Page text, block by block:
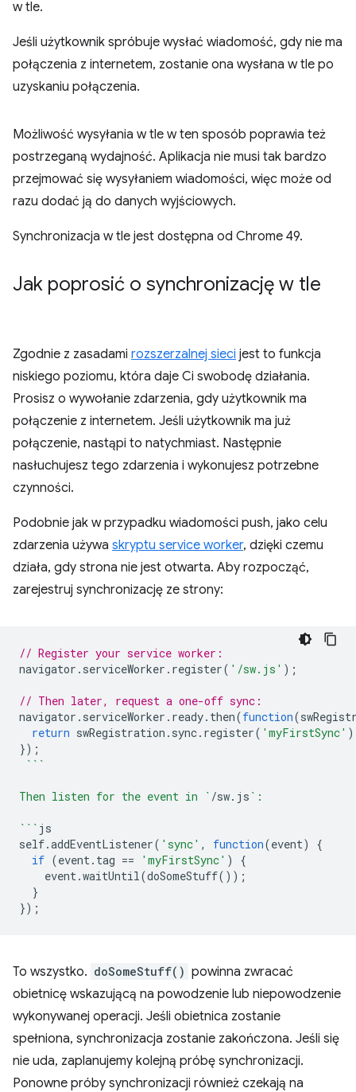
w tle.
Jeśli użytkownik spróbuje wysłać wiadomość, gdy nie ma
połączenia z internetem, zostanie ona wysłana w tle po
uzyskaniu połączenia.
Możliwość wysyłania w tle w ten sposób poprawia też
postrzeganą wydajność. Aplikacja nie musi tak bardzo
przejmować się wysyłaniem wiadomości, więc może od
razu dodać ją do danych wyjściowych.
Synchronizacja w tle jest dostępna od Chrome 49.
Jak poprosić o synchronizację w tle
Zgodnie z zasadami rozszerzalnej sieci jest to funkcja
niskiego poziomu, która daje Ci swobodę działania.
Prosisz o wywołanie zdarzenia, gdy użytkownik ma
połączenie z internetem. Jeśli użytkownik ma już
połączenie, nastąpi to natychmiast. Następnie
nasłuchujesz tego zdarzenia i wykonujesz potrzebne
czynności.
Podobnie jak w przypadku wiadomości push, jako celu
zdarzenia używa skryptu service worker, dzięki czemu
działa, gdy strona nie jest otwarta. Aby rozpocząć,
zarejestruj synchronizację ze strony:
// Register your service worker:
navigator . serviceWorker . register( '/sw.js' );
// Then later, request a one-off sync:
navigator . serviceWorker . ready. then(function(
return swRegistration . sync. register( 'myFirstSync'
});
```
Then listen for the event in ` /sw. js `:
``` js
self.addEventListener( 'sync' , function(event)
{
if (event. tag == 'myFirstSync' )
{
event.waitUntil(doSomeStuff());
}
});
To wszystko. doSomeStuff() powinna zwracać
obietnicę wskazującą na powodzenie lub niepowodzenie
wykonywanej operacji. Jeśli obietnica zostanie
spełniona, synchronizacja zostanie zakończona. Jeśli się
nie uda, zaplanujemy kolejną próbę synchronizacji.
Ponowne próby synchronizacji również czekają na